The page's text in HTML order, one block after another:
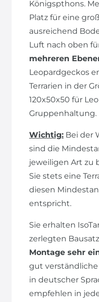
Königspthons.
Platz für eine
ausreichend
Luft nach oben
mehreren
Leopardgeckos
Terrarien in der
120x50x50 für
Gruppenhaltung.
Wichtig: Bei der
sind die
jeweiligen Art zu
Sie stets eine
diesen
entspricht.
Sie erhalten
zerlegten
Montage sehr
gut
in deutscher
empfehlen in